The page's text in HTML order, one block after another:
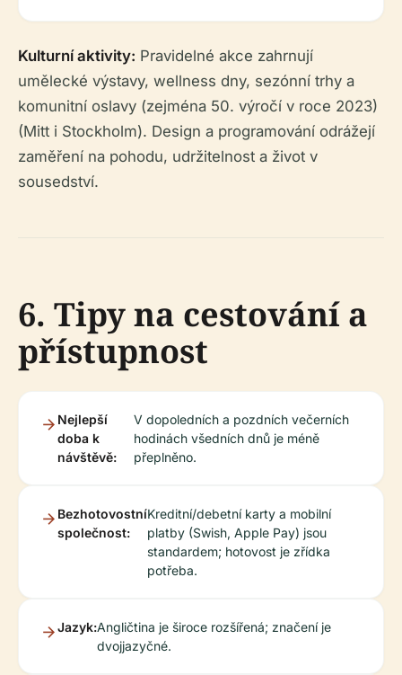
Kulturní aktivity: Pravidelné akce zahrnují
umělecké výstavy, wellness dny, sezónní trhy a
komunitní oslavy (zejména 50. výročí v roce 2023)
(Mitt i Stockholm). Design a programování odrážejí
zaměření na pohodu, udržitelnost a život v
sousedství.
6. Tipy na cestování a
přístupnost
Nejlepší
doba k
návštěvě:
V dopoledních a pozdních večerních
hodinách všedních dnů je méně
přeplněno.
Bezhotovostní
společnost:
Kreditní/debetní karty a mobilní
platby (Swish, Apple Pay) jsou
standardem; hotovost je zřídka
potřeba.
Jazyk:Angličtina je široce rozšířená; značení je
dvojjazyčné.